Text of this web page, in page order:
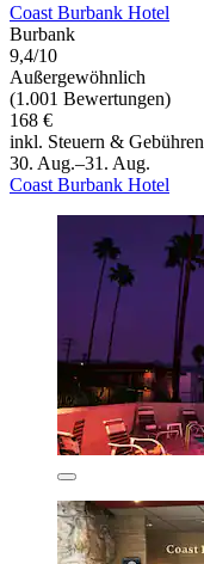
Coast Burbank Hotel
Burbank
9,4/10
Außergewöhnlich
(1.001 Bewertungen)
168 €
inkl. Steuern & Gebühren
30. Aug.–31. Aug.
Coast Burbank Hotel